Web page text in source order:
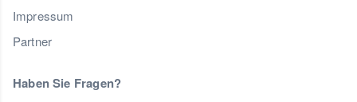
Impressum
Partner
Haben Sie Fragen?